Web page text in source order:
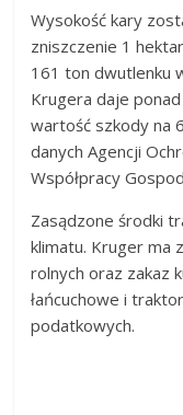
Wysokość kary
zniszczenie 1
161 ton dwutlenku
Krugera daje
wartość szkody na
danych Agencji
Współpracy
Zasądzone środki
klimatu. Kruger ma
rolnych oraz zakaz
łańcuchowe i
podatkowych.